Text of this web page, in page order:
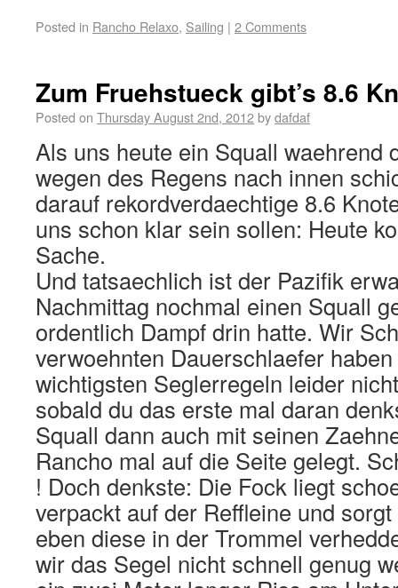
Posted in Rancho Relaxo, Sailing | 2 Comments
Zum Fruehstueck gibt’s 8.6
Posted on Thursday August 2nd, 2012bydafdaf
Als uns heute ein Squall waehrend
wegen des Regens nach innen
darauf rekordverdaechtige 8.6
uns schon klar sein sollen: Heute
Sache.
Und tatsaechlich ist der Pazifik
Nachmittag nochmal einen Squall
ordentlich Dampf drin hatte. Wir
verwoehnten Dauerschlaefer
wichtigsten Seglerregeln leider
sobald du das erste mal daran
Squall dann auch mit seinen
Rancho mal auf die Seite gelegt.
! Doch denkste: Die Fock liegt
verpackt auf der Reffleine und
eben diese in der Trommel
wir das Segel nicht schnell genug